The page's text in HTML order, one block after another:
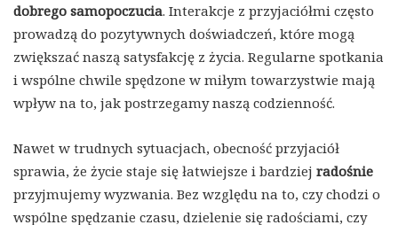
dobrego samopoczucia. Interakcje z przyjaciółmi często
prowadzą do pozytywnych doświadczeń, które mogą
zwiększać naszą satysfakcję z życia. Regularne spotkania
i wspólne chwile spędzone w miłym towarzystwie mają
wpływ na to, jak postrzegamy naszą codzienność.
Nawet w trudnych sytuacjach, obecność przyjaciół
sprawia, że życie staje się łatwiejsze i bardziej radośnie
przyjmujemy wyzwania. Bez względu na to, czy chodzi o
wspólne spędzanie czasu, dzielenie się radościami, czy